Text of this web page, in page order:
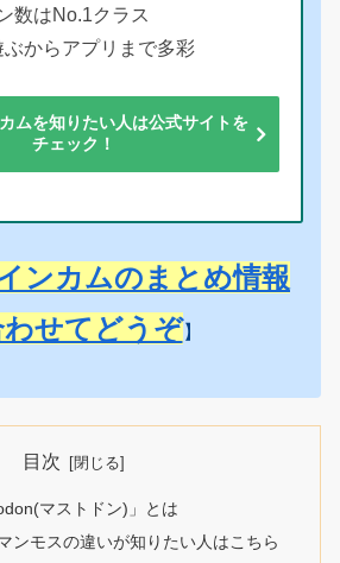
数はNo.1クラス
からアプリまで多彩
ムを知りたい人は公式サイトを
チェック！
ンカムのまとめ情報
わせてどうぞ 】
目次
マストドン)」とは
ンモスの違いが知りたい人はこちら